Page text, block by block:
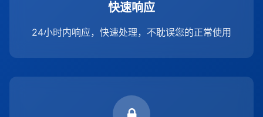
快速响应
24小时内响应，快速处理，不耽误您的正常使用